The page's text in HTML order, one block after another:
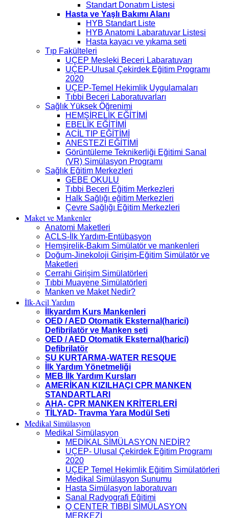
Standart Donatım Listesi
Hasta ve Yaşlı Bakımı Alanı
HYB Standart Liste
HYB Anatomi Labaratuvar Listesi
Hasta kayacı ve yıkama seti
Tıp Fakülteleri
UÇEP Mesleki Beceri Labaratuvarı
UÇEP-Ulusal Çekirdek Eğitim Programı
2020
UÇEP-Temel Hekimlik Uygulamaları
Tıbbi Beceri Laboratuvarları
Sağlık Yüksek Öğrenimi
HEMŞİRELİK EĞİTİMİ
EBELİK EĞİTİMİ
ACİL TIP EĞİTİMİ
ANESTEZİ EĞİTİMİ
Görüntüleme Teknikerliği Eğitimi Sanal
(VR) Simülasyon Programı
Sağlık Eğitim Merkezleri
GEBE OKULU
Tıbbi Beceri Eğitim Merkezleri
Halk Sağlığı eğitim Merkezleri
Çevre Sağlığı Eğitim Merkezleri
Maket ve Mankenler
Anatomi Maketleri
ACLS-İlk Yardım-Entübasyon
Hemşirelik-Bakım Simülatör ve mankenleri
Doğum-Jinekoloji Girişim-Eğitim Simülatör ve
Maketleri
Cerrahi Girişim Simülatörleri
Tıbbi Muayene Simülatörleri
Manken ve Maket Nedir?
İlk-Acil Yardım
İlkyardım Kurs Mankenleri
OED / AED Otomatik Eksternal(harici)
Defibrilatör ve Manken seti
OED / AED Otomatik Eksternal(harici)
Defibrilatör
SU KURTARMA-WATER RESQUE
İlk Yardım Yönetmeliği
MEB İlk Yardım Kursları
AMERİKAN KIZILHAÇI CPR MANKEN
STANDARTLARI
AHA- CPR MANKEN KRİTERLERİ
TİLYAD- Travma Yara Modül Seti
Medikal Simülasyon
Medikal Simülasyon
MEDİKAL SİMÜLASYON NEDİR?
UÇEP- Ulusal Çekirdek Eğitim Programı
2020
UÇEP Temel Hekimlik Eğitim Simülatörleri
Medikal Simülasyon Sunumu
Hasta Simülasyon laboratuvarı
Sanal Radyografi Eğitimi
Q CENTER TIBBİ SİMÜLASYON
MERKEZİ